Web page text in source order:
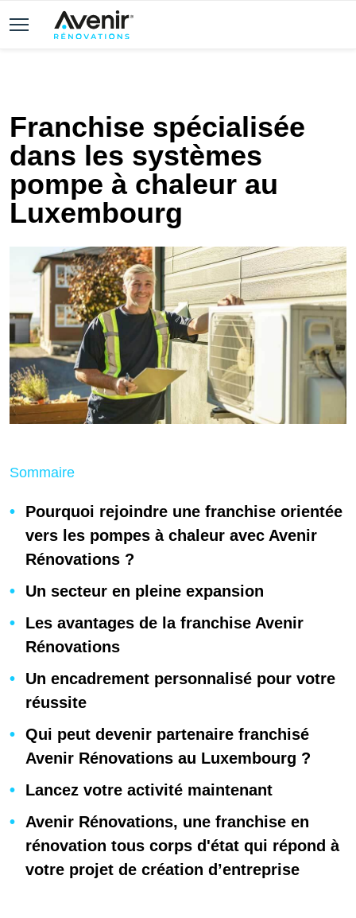
Franchise spécialisée
dans les systèmes
pompe à chaleur au
Luxembourg
Sommaire
Pourquoi rejoindre une franchise orientée
vers les pompes à chaleur avec Avenir
Rénovations ?
Un secteur en pleine expansion
Les avantages de la franchise Avenir
Rénovations
Un encadrement personnalisé pour votre
réussite
Qui peut devenir partenaire franchisé
Avenir Rénovations au Luxembourg ?
Lancez votre activité maintenant
Avenir Rénovations, une franchise en
rénovation tous corps d'état qui répond à
votre projet de création d’entreprise